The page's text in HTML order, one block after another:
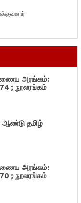
இணைய அரங்கம்:
; நூலரங்கம்
ஆண்டு தமிழ்
இணைய அரங்கம்:
; நூலரங்கம்